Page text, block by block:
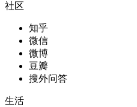
社区
知乎
微信
微博
豆瓣
搜外问答
生活